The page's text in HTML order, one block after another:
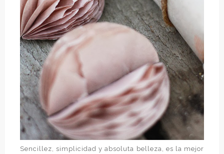
Sencillez, simplicidad y absoluta belleza, es la mejor